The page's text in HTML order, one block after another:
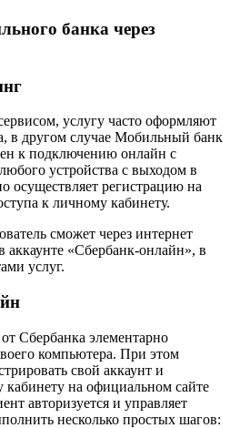
услугу часто оформляют
в другом случае Мобильный банк
к подключению онлайн с
устройства с выходом в
осуществляет регистрацию на
к личному кабинету.
сможет через интернет
аккаунте «Сбербанк-онлайн», в
услуг.
Сбербанка элементарно
компьютера. При этом
свой аккаунт и
кабинету на официальном сайте
авторизуется и управляет
несколько простых шагов: